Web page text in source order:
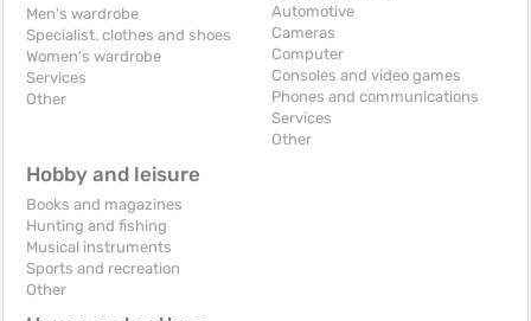
Men's wardrobe
Specialist. clothes and shoes
Women's wardrobe
Services
Other
Automotive
Cameras
Computer
Consoles and video games
Phones and communications
Services
Other
Hobby and leisure
Books and magazines
Hunting and fishing
Musical instruments
Sports and recreation
Other